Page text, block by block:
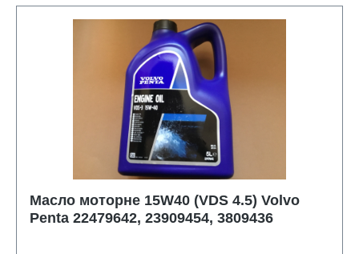
Масло моторне 15W40 (VDS 4.5) Volvo
Penta 22479642, 23909454, 3809436